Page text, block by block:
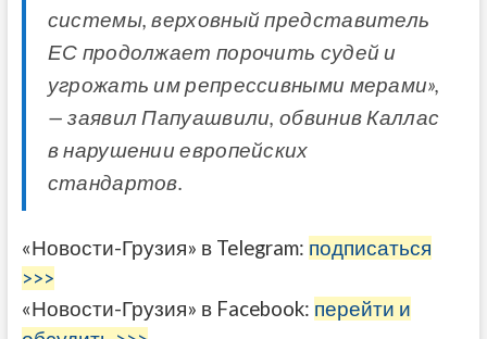
системы, верховный представитель
ЕС продолжает порочить судей и
угрожать им репрессивными мерами»,
— заявил Папуашвили, обвинив Каллас
в нарушении европейских
стандартов.
«Новости-Грузия» в Telegram: подписаться
>>>
«Новости-Грузия» в Facebook: перейти и